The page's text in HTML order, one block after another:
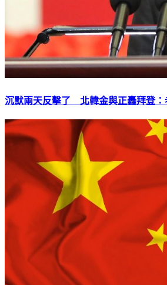
沉默兩天反擊了 北韓金與正轟拜登：